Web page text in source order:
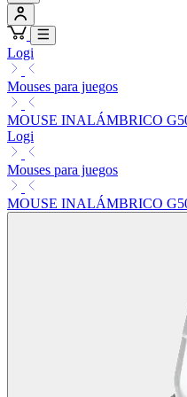
Logi
Mouses para juegos
MOUSE INALÁMBRICO
Logi
Mouses para juegos
MOUSE INALÁMBRICO